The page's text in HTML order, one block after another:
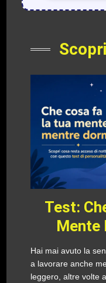
Test:
Mente
Hai mai avuto la
a lavorare anche
leggero, altre volte